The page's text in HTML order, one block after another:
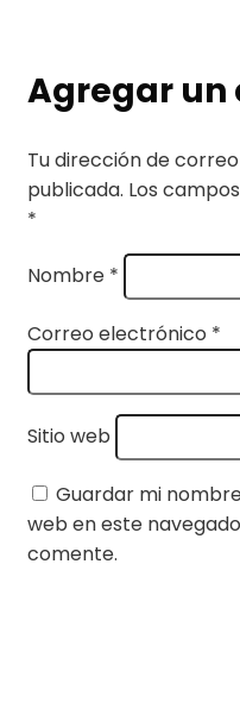
Agregar
Tu dirección de
publicada. Los
*
Nombre *
Correo electrónico *
Sitio web
Guardar mi
web en este
comente.